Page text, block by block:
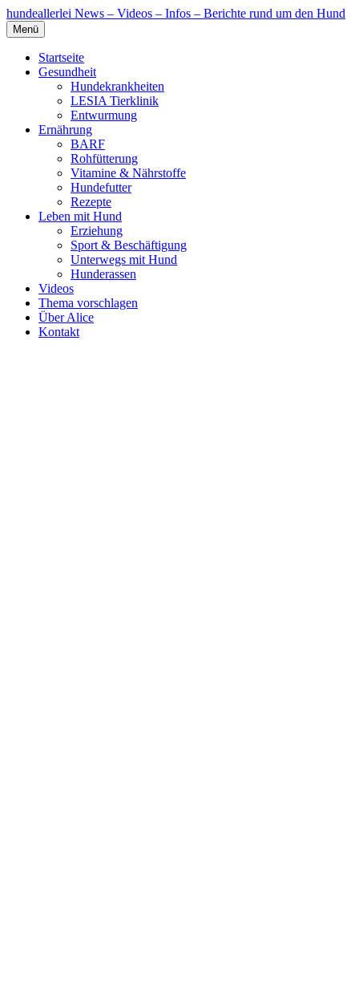
hundeallerlei News – Videos – Infos – Berichte rund um den Hund
Menü
Startseite
Gesundheit
Hundekrankheiten
LESIA Tierklinik
Entwurmung
Ernährung
BARF
Rohfütterung
Vitamine & Nährstoffe
Hundefutter
Rezepte
Leben mit Hund
Erziehung
Sport & Beschäftigung
Unterwegs mit Hund
Hunderassen
Videos
Thema vorschlagen
Über Alice
Kontakt